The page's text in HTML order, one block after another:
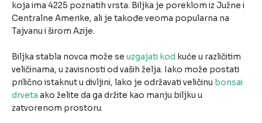
koja ima 4225 poznatih vrsta. Biljka je poreklom iz Južne i
Centralne Amerike, ali je takođe veoma popularna na
Tajvanu i širom Azije.
Biljka stabla novca može se uzgajati kod kuće u različitim
veličinama, u zavisnosti od vaših želja. Iako može postati
prilično istaknut u divljini, lako je održavati veličinu bonsai
drveta ako želite da ga držite kao manju biljku u
zatvorenom prostoru.